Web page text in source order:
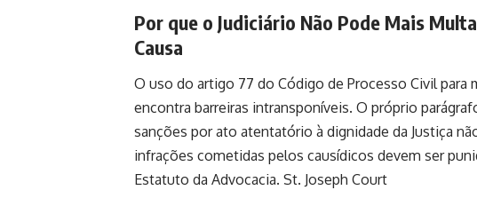
Por que o Judiciário Não Pode Mais
Causa
O uso do artigo 77 do Código de Processo Civil
encontra barreiras intransponíveis. O próprio
sanções por ato atentatório à dignidade da Justiça
infrações cometidas pelos causídicos devem ser
Estatuto da Advocacia. St. Joseph Court